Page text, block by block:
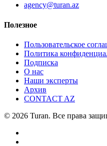
agency@turan.az
Полезное
Пользовательское
Политика
Подписка
О нас
Наши эксперты
Архив
CONTACT AZ
© 2026 Turan. Все права